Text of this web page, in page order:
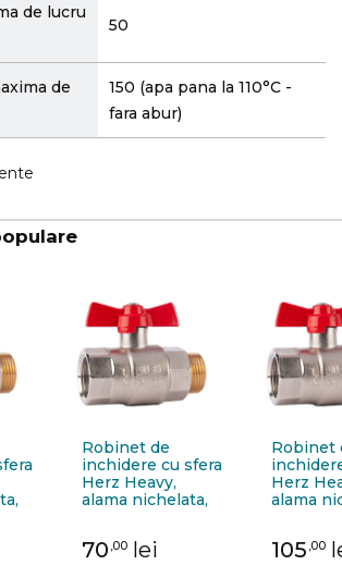
de lucru
50
de
150 (apa pana la 110°C -
fara abur)
Robinet de
inchidere cu sfera
Herz Heavy,
alama nichelata,
50, maner fluture
70 ,00 lei
Robinet
Herz
alama
maner
105 ,00